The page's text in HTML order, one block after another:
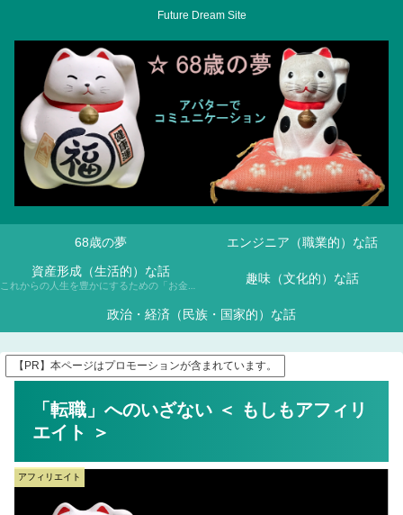
Future Dream Site
68歳の夢
エンジニア（職業的）な話
資産形成（生活的）な話
これからの人生を豊かにするための「お金との付き合い方」について、NISAや投資信託などを通じて学んでいきます。 趣味（文化的）な話
政治・経済（民族・国家的）な話
【PR】本ページはプロモーションが含まれています。
「転職」へのいざない ＜ もしもアフィリ
エイト ＞
アフィリエイト